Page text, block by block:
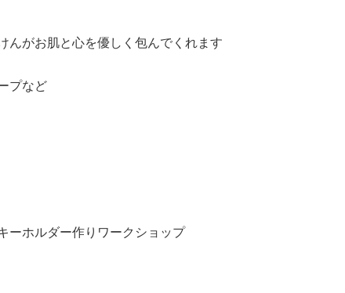
んがお肌と心を優しく包んでくれます
プなど
ーホルダー作りワークショップ